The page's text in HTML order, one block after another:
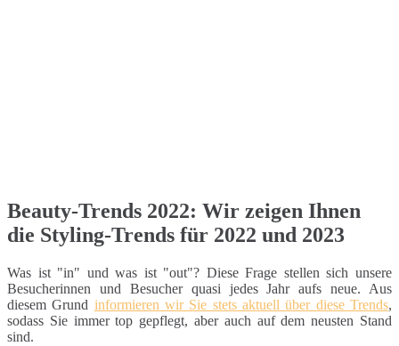
Beauty-Trends 2022: Wir zeigen Ihnen
die Styling-Trends für 2022 und 2023
Was ist "in" und was ist "out"? Diese Frage stellen sich unsere
Besucherinnen und Besucher quasi jedes Jahr aufs neue. Aus
diesem Grund informieren wir Sie stets aktuell über diese Trends,
sodass Sie immer top gepflegt, aber auch auf dem neusten Stand
sind.